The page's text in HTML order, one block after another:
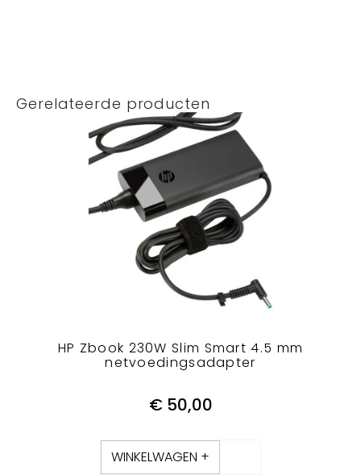
Gerelateerde producten
HP Zbook 230W Slim Smart 4.5 mm
netvoedingsadapter
€50,00
WINKELWAGEN +